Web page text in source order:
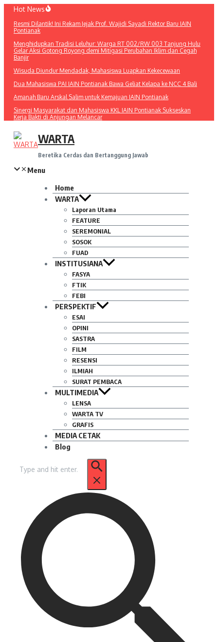
Lewati
konten
Hot News
Resmi Dilantik! Ini Rekam Jejak Prof. Wajidi Sayadi Rektor Baru IAIN
Pontianak
Menghidupkan Tradisi Leluhur: Warga RT 002/RW 003 Tanjung Hulu
Gelar Aksi Gotong Royong demi Mitigasi Perubahan Iklim dan Cegah
Banjir
Wisuda Diundur Mendadak, Mahasiswa Luapkan Kekecewaan
Dua Mahasiswa PAI IAIN Pontianak Bawa Geliat Kelapa ke NCC 4 Bali
Amanah Baru Arskal Salim untuk Kemajuan IAIN Pontianak
Sinergi Masyarakat dan Mahasiswa KKL IAIN Pontianak Sukseskan
Kerja Bakti di Anjungan Melancar
WARTA
Beretika Cerdas dan Bertanggung Jawab
Menu
Home
WARTA
Laporan Utama
FEATURE
SEREMONIAL
SOSOK
FUAD
INSTITUSIANA
FASYA
FTIK
FEBI
PERSPEKTIF
ESAI
OPINI
SASTRA
FILM
RESENSI
ILMIAH
SURAT PEMBACA
MULTIMEDIA
LENSA
WARTA TV
GRAFIS
MEDIA CETAK
Blog
untuk: